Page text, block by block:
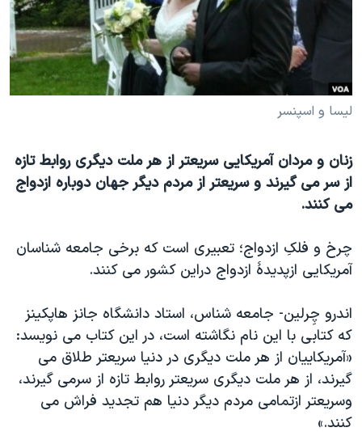
فرهنگ و زندگی
حقوق شهروندی
گالری عکس
آرشیو پخش زنده
مستندها
انتخابات ریاست جمهوری آمریکا ۲۰۲۴
حمله جمهوری اسلامی به اسرائیل
اعتراضات زن، زندگی، آزادی
مجموعه مستندهای دادخواهی
دادگاه حمید نوری
چهل سال گروگان‌گیری
قانون شفافیت دارائی کادر رهبری ایران
اعتراضات مردمی آبان ۹۸
اسرائیل در جنگ
نرگس محمدی برنده جایزه نوبل صلح
همایش محافظه‌کاران آمریکا «سی‌پک»
زبانهای مختلف
لیسا و اسپنسر
زنان و مردان آمریکایی سریعتر از هر ملت دیگری روابط تازه
از سر می گیرند و سریعتر از مردم دیگر جهان دوباره ازدواج
می کنند.
چرخ و فلکِ ازدواج؛ تعبیری است که برخی جامعه شناسان
آمریکایی ازپدیدۀ ازدواج دراین کشور می کنند.
اندرو چِرلین- جامعه شناس، استاد دانشگاه جانز هاپکینز
که کتابی با این نام نگاشته است، در این کتاب می نویسد:
«آمریکاییان از هر ملت دیگری در دنیا سریعتر طلاق می
گیرند، از هر ملت دیگری سریعتر روابط تازه از سرمی گیرند،
وسریعتر ازتمامی مردم دیگر دنیا هم تجدید فراش می
کنند.»